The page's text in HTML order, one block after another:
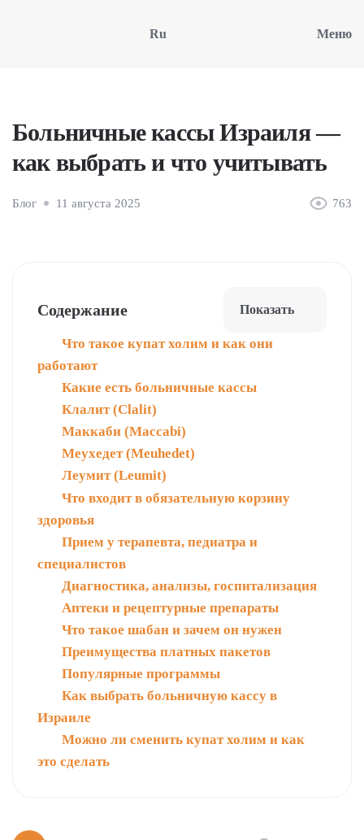
Ru Меню
Больничные кассы Израиля —
как выбрать и что учитывать
Блог 11 августа 2025 763
Содержание Показать
Что такое купат холим и как они
работают
Какие есть больничные кассы
Клалит (Clalit)
Маккаби (Maccabi)
Меухедет (Meuhedet)
Леумит (Leumit)
Что входит в обязательную корзину
здоровья
Прием у терапевта, педиатра и
специалистов
Диагностика, анализы, госпитализация
Аптеки и рецептурные препараты
Что такое шабан и зачем он нужен
Преимущества платных пакетов
Популярные программы
Как выбрать больничную кассу в
Израиле
Можно ли сменить купат холим и как
это сделать